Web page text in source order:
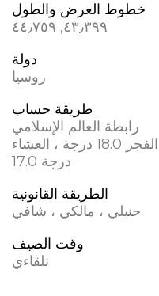
خطوط العرض والطول
٤٣٫٣٩٩, ٤٤٫٧٥٩
دولة
روسيا
طريقة حساب
رابطة العالم الإسلامي
الفجر 18.0 درجة ، العشاء
17.0 درجة
الطريقة القانونية
حنبلي ، مالكي ، شافي
وقت الصيف
تلقاءي